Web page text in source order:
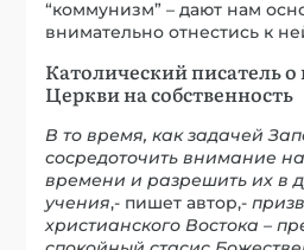
“коммунизм” – дают нам
внимательно отнестись к
Католический писатель о
Церкви на собственность
В то время, как задачей
сосредоточить внимание
времени и разрешить их в
учения,- пишет автор,-
христианского Востока –